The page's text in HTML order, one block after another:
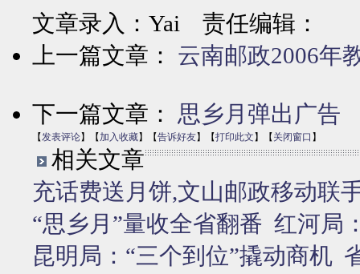
文章录入：Yai 责任编辑：
上一篇文章： 云南邮政2006年
下一篇文章： 思乡月弹出广告
【发表评论】【加入收藏】【告诉好友】【打印此文 】【 关闭窗口 】
相关文章
充话费送月饼,文山邮政移动联
“思乡月”量收全省翻番 红河局
昆明局：“三个到位”撬动商机